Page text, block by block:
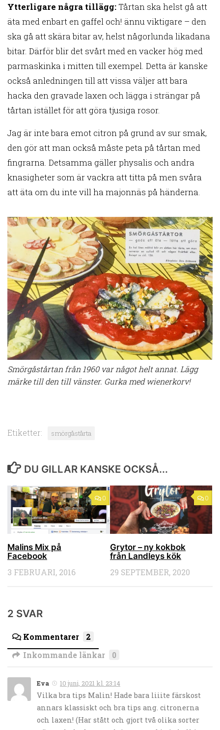
Ytterligare några tillägg: Tårtan ska helst gå att
äta med enbart en gaffel och! ännu viktigare – den
ska gå att skära bitar av, helst någorlunda likadana
bitar. Därför blir det svårt med en vacker hög med
parmaskinka i mitten till exempel. Detta är kanske
också anledningen till att vissa väljer att bara
hacka den gravade laxen och lägga i strängar på
tårtan istället för att göra tjusiga rosor.
Jag är inte bara emot citron på grund av sur smak,
den gör att man också måste peta på tårtan med
fingrarna. Detsamma gäller physalis och andra
knasigheter som är vackra att titta på men svåra
att äta om du inte vill ha majonnäs på händerna.
Smörgåstårtan från 1960 var något helt annat. Lägg
märke till den till vänster. Gurka med wienerkorv!
Etiketter: smörgåstårta
DU GILLAR KANSKE OCKSÅ...
0
Malins Mix på
Facebook
3 FEBRUARI, 2016
0
Grytor – ny kokbok
från Landleys kök
29 SEPTEMBER, 2020
2 SVAR
Kommentarer
2
Inkommande länkar
0
Eva 10 juni, 2021 kl. 23:14
Vilka bra tips Malin! Hade bara liiite färskost
annars klassiskt och bra tips ang. citronerna
och laxen! (Har stått och gjort två olika sorter